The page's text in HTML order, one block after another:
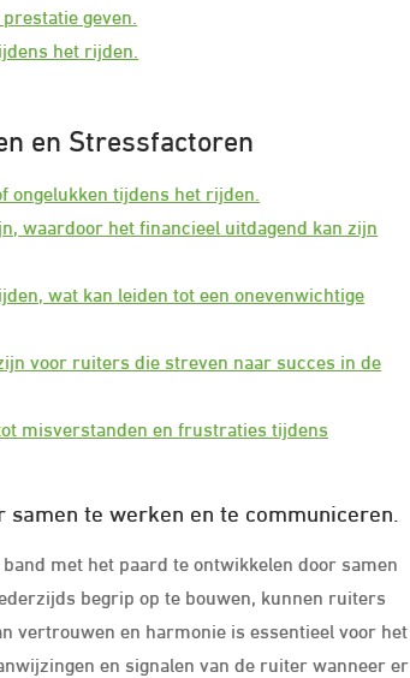
geven.
het rijden.
en Stressfactoren
tijdens het rijden.
waardoor het financieel uitdagend kan zijn
wat kan leiden tot een onevenwichtige
voor ruiters die streven naar succes in de
misverstanden en frustraties tijdens
te werken en te communiceren.
met het paard te ontwikkelen door samen
begrip op te bouwen, kunnen ruiters
vertrouwen en harmonie is essentieel voor het
en signalen van de ruiter wanneer er